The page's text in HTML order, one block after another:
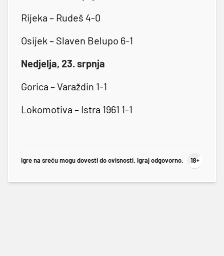
Rijeka – Rudeš 4-0
Osijek – Slaven Belupo 6-1
Nedjelja, 23. srpnja
Gorica – Varaždin 1-1
Lokomotiva – Istra 1961 1-1
Igre na sreću mogu dovesti do ovisnosti. Igraj odgovorno.